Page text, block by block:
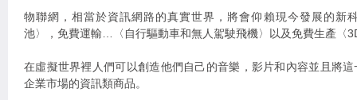
物聯網，相當於資訊網路的真實世界，將會仰賴現今發展的新
池〉，免費運輸…〈自行驅動車和無人駕駛飛機〉以及免費生產〈
在虛擬世界裡人們可以創造他們自己的音樂，影片和內容並且將
企業市場的資訊類商品。